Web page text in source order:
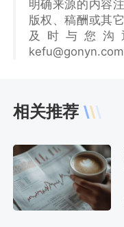
明确来源的内容
版权、稿酬或其
及时与您沟
相关推荐